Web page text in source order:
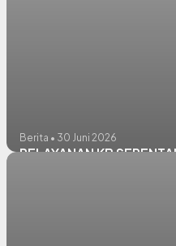
Berita • 30 Juni 2026
PELAYANAN KB